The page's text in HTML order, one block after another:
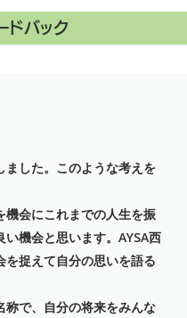
ドバック
ました。このような考えを
機会にこれまでの人生を振
機会と思います。AYSA西
捉えて自分の思いを語る
称で、自分の将来をみんな